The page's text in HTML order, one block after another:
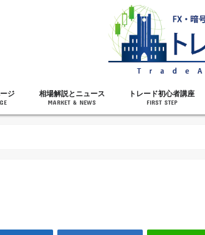
ジ 相場解説とニュース
MARKET & NEWS
トレード初心者講座
FIRST STEP